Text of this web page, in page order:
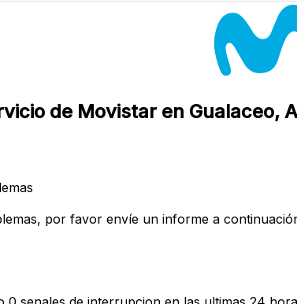
de Movistar en Gualaceo,
por favor envíe un informe a